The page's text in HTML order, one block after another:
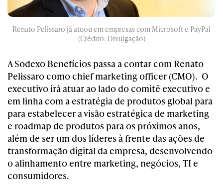
Renato Pelissaro já atuou em empresas com Microsoft e PayPal
(Crédito: Divulgação)
A Sodexo Benefícios passa a contar com Renato
Pelissaro como chief marketing officer (CMO). O
executivo irá atuar ao lado do comitê executivo e
em linha com a estratégia de produtos global para
para estabelecer a visão estratégica de marketing
e roadmap de produtos para os próximos anos,
além de ser um dos líderes à frente das ações de
transformação digital da empresa, desenvolvendo
o alinhamento entre marketing, negócios, TI e
consumidores.